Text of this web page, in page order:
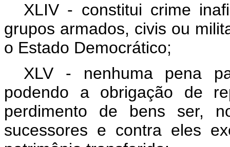
XLIV - constitui crime
grupos armados, civis ou
o Estado Democrático;
XLV - nenhuma pena
podendo a obrigação de
perdimento de bens ser,
sucessores e contra eles